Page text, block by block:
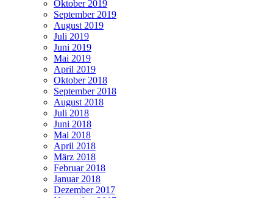
Oktober 2019
September 2019
August 2019
Juli 2019
Juni 2019
Mai 2019
April 2019
Oktober 2018
September 2018
August 2018
Juli 2018
Juni 2018
Mai 2018
April 2018
März 2018
Februar 2018
Januar 2018
Dezember 2017